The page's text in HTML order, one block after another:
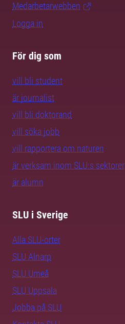
Medarbetarwebben
Logga in
För dig som
vill bli student
är journalist
vill bli doktorand
vill söka jobb
vill rapportera om naturen
är verksam inom SLU:s sektorer
är alumn
SLU i Sverige
Alla SLU-orter
SLU Alnarp
SLU Umeå
SLU Uppsala
Jobba på SLU